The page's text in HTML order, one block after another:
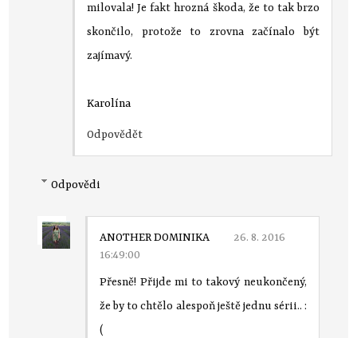
milovala! Je fakt hrozná škoda, že to tak brzo
skončilo, protože to zrovna začínalo být
zajímavý.
Karolína
Odpovědět
Odpovědi
ANOTHER DOMINIKA
26. 8. 2016
16:49:00
Přesně! Přijde mi to takový neukončený,
že by to chtělo alespoň ještě jednu sérii.. :
(